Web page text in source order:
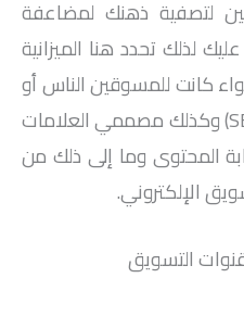
لتصفية ذهنك لمضاعفة
لذلك تحدد هنا الميزانية
كانت للمسوقين الناس أو
المهتمين بمحركات البحث (SEO) وكذلك مصممي العلامات
المحتوى وما إلى ذلك من
الإلكتروني.
التسويق